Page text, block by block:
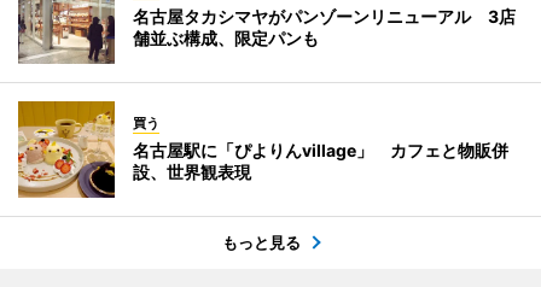
名古屋タカシマヤがパンゾーンリニューアル 3店
舗並ぶ構成、限定パンも
買う
名古屋駅に「ぴよりんvillage」 カフェと物販併
設、世界観表現
もっと見る